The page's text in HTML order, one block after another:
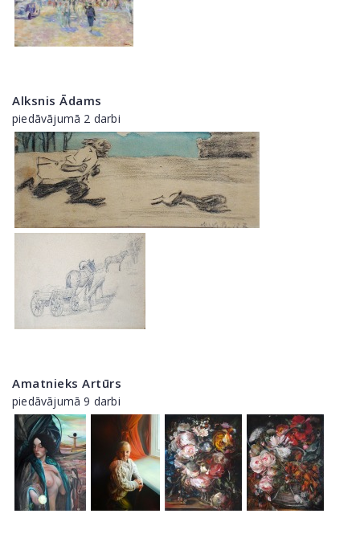
Alksnis Ādams
piedāvājumā 2 darbi
Amatnieks Artūrs
piedāvājumā 9 darbi